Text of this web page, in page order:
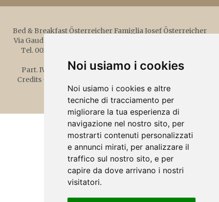
Noi usiamo i cookies
Noi usiamo i cookies e altre
tecniche di tracciamento per
migliorare la tua esperienza di
navigazione nel nostro sito, per
mostrarti contenuti personalizzati
e annunci mirati, per analizzare il
traffico sul nostro sito, e per
capire da dove arrivano i nostri
visitatori.
Bed & Breakfast Österreicher Famiglia Josef Österreicher
Via Gaudententurm 14,
Tel. 0039 0473 967012
www.garnioesterreicher.it
Part. IVA 02350550212-CIN IT021062A15S34H7DV
Credits-
Cookie